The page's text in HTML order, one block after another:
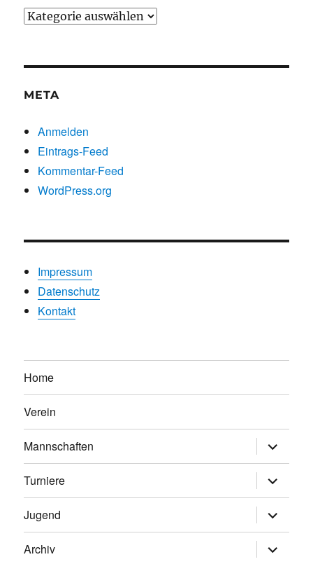
Beiträge
META
Anmelden
Eintrags-Feed
Kommentar-Feed
WordPress.org
Impressum
Datenschutz
Kontakt
Home
Verein
Mannschaften
anzeigen
Turniere
anzeigen
Jugend
anzeigen
Archiv
anzeigen